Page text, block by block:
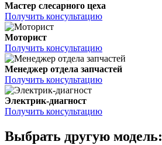
Мастер слесарного цеха
Получить консультацию
Моторист
Получить консультацию
Менеджер отдела запчастей
Получить консультацию
Электрик-диагност
Получить консультацию
Выбрать другую модель: